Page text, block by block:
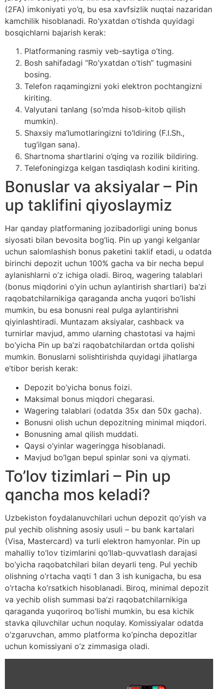
(2FA) imkoniyati yo’q, bu esa xavfsizlik nuqtai nazaridan
kamchilik hisoblanadi. Ro’yxatdan o’tishda quyidagi
bosqichlarni bajarish kerak:
Platformaning rasmiy veb-saytiga o’ting.
Bosh sahifadagi “Ro’yxatdan o’tish” tugmasini
bosing.
Telefon raqamingizni yoki elektron pochtangizni
kiriting.
Valyutani tanlang (so’mda hisob-kitob qilish
mumkin).
Shaxsiy ma’lumotlaringizni to’ldiring (F.I.Sh.,
tug’ilgan sana).
Shartnoma shartlarini o’qing va rozilik bildiring.
Telefoningizga kelgan tasdiqlash kodini kiriting.
Bonuslar va aksiyalar – Pin
up taklifini qiyoslaymiz
Har qanday platformaning jozibadorligi uning bonus
siyosati bilan bevosita bog’liq. Pin up yangi kelganlar
uchun salomlashish bonus paketini taklif etadi, u odatda
birinchi depozit uchun 100% gacha va bir necha bepul
aylanishlarni o’z ichiga oladi. Biroq, wagering talablari
(bonus miqdorini o’yin uchun aylantirish shartlari) ba’zi
raqobatchilarnikiga qaraganda ancha yuqori bo’lishi
mumkin, bu esa bonusni real pulga aylantirishni
qiyinlashtiradi. Muntazam aksiyalar, cashback va
turnirlar mavjud, ammo ularning chastotasi va hajmi
bo’yicha Pin up ba’zi raqobatchilardan ortda qolishi
mumkin. Bonuslarni solishtirishda quyidagi jihatlarga
e’tibor berish kerak:
Depozit bo’yicha bonus foizi.
Maksimal bonus miqdori chegarasi.
Wagering talablari (odatda 35x dan 50x gacha).
Bonusni olish uchun depozitning minimal miqdori.
Bonusning amal qilish muddati.
Qaysi o’yinlar wageringga hisoblanadi.
Mavjud bo’lgan bepul spinlar soni va qiymati.
To’lov tizimlari – Pin up
qancha mos keladi?
Uzbekiston foydalanuvchilari uchun depozit qo’yish va
pul yechib olishning asosiy usuli – bu bank kartalari
(Visa, Mastercard) va turli elektron hamyonlar. Pin up
mahalliy to’lov tizimlarini qo’llab-quvvatlash darajasi
bo’yicha raqobatchilari bilan deyarli teng. Pul yechib
olishning o’rtacha vaqti 1 dan 3 ish kunigacha, bu esa
o’rtacha ko’rsatkich hisoblanadi. Biroq, minimal depozit
va yechib olish summasi ba’zi raqobatchilarnikiga
qaraganda yuqoriroq bo’lishi mumkin, bu esa kichik
stavka qiluvchilar uchun noqulay. Komissiyalar odatda
o’zgaruvchan, ammo platforma ko’pincha depozitlar
uchun komissiyani o’z zimmasiga oladi.